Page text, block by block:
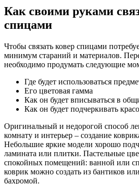
Как своими руками
спицами
Чтобы связать ковер спицами
минимум стараний и материалов.
необходимо продумать следующие
Где будет использоваться
Его цветовая гамма
Как он будет вписываться в
Как он будет подчеркивать
Оригинальный и недорогой способ
комнату и интерьер – создание
Небольшие яркие модели хорошо
ламината или плитки. Пастельные
спокойных помещений: ванной или
коврик можно создать из бантиков
бахромой.